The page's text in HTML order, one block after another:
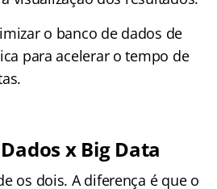
o banco de dados de
para acelerar o tempo de
x Big Data
os dois. A diferença é que o